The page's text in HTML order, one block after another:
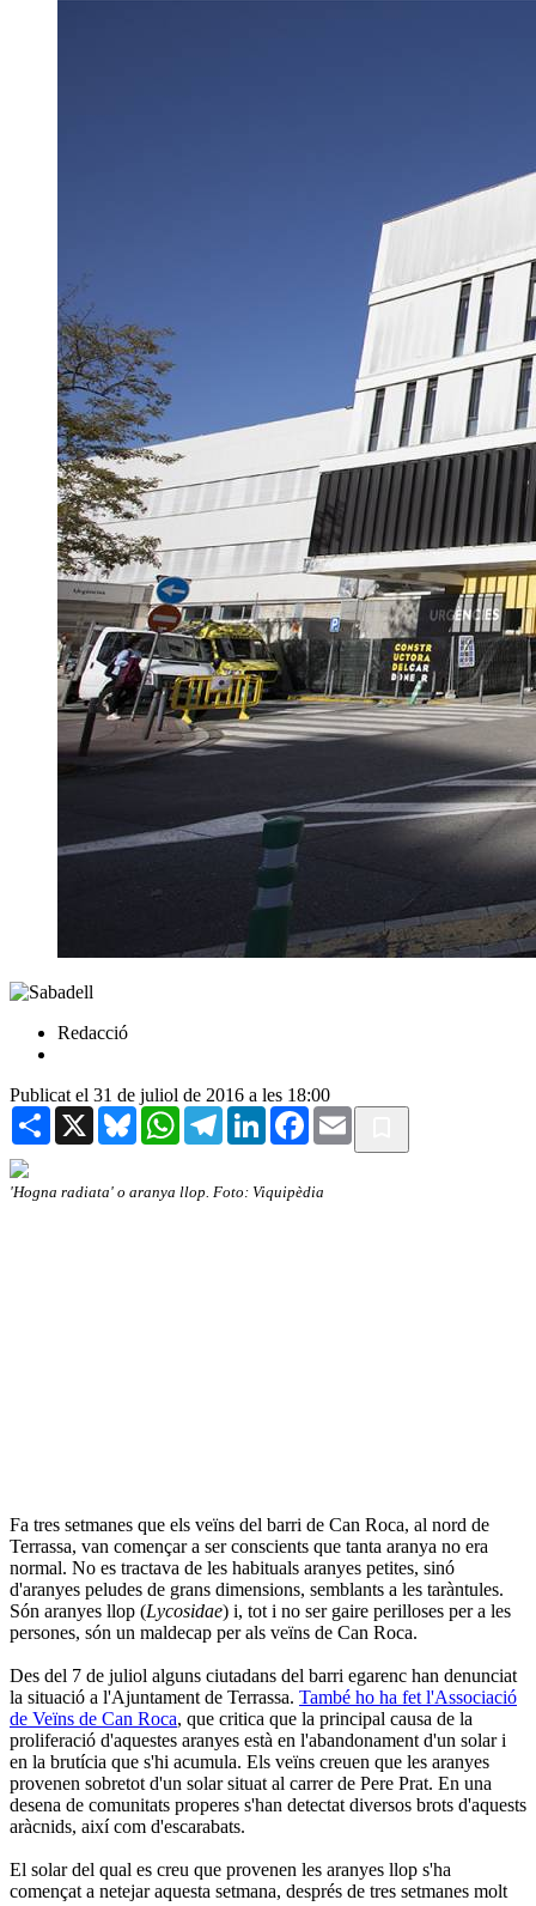
Redacció
Publicat el 31 de juliol de 2016 a les 18:00
Share X BlueskyWhatsAppTelegramLinkedInFacebook
Email
'Hogna radiata' o aranya llop. Foto: Viquipèdia
Fa tres setmanes que els veïns del barri de Can Roca, al nord de
Terrassa, van començar a ser conscients que tanta aranya no era
normal. No es tractava de les habituals aranyes petites, sinó
d'aranyes peludes de grans dimensions, semblants a les taràntules.
Són aranyes llop (Lycosidae) i, tot i no ser gaire perilloses per a les
persones, són un maldecap per als veïns de Can Roca.
Des del 7 de juliol alguns ciutadans del barri egarenc han denunciat
la situació a l'Ajuntament de Terrassa. També ho ha fet l'Associació
de Veïns de Can Roca, que critica que la principal causa de la
proliferació d'aquestes aranyes està en l'abandonament d'un solar i
en la brutícia que s'hi acumula. Els veïns creuen que les aranyes
provenen sobretot d'un solar situat al carrer de Pere Prat. En una
desena de comunitats properes s'han detectat diversos brots d'aquests
aràcnids, així com d'escarabats.
El solar del qual es creu que provenen les aranyes llop s'ha
començat a netejar aquesta setmana, després de tres setmanes molt